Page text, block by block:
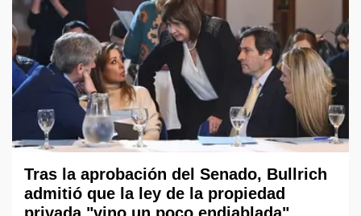
Tras la aprobación del Senado, Bullrich
admitió que la ley de la propiedad